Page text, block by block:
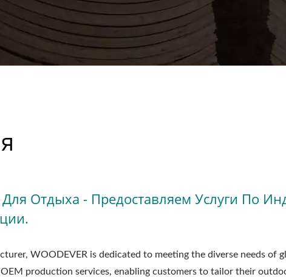
Отдыха - Предоставляем Услуги По
WOODEVER is dedicated to meeting the diverse needs of
production services, enabling customers to tailor their